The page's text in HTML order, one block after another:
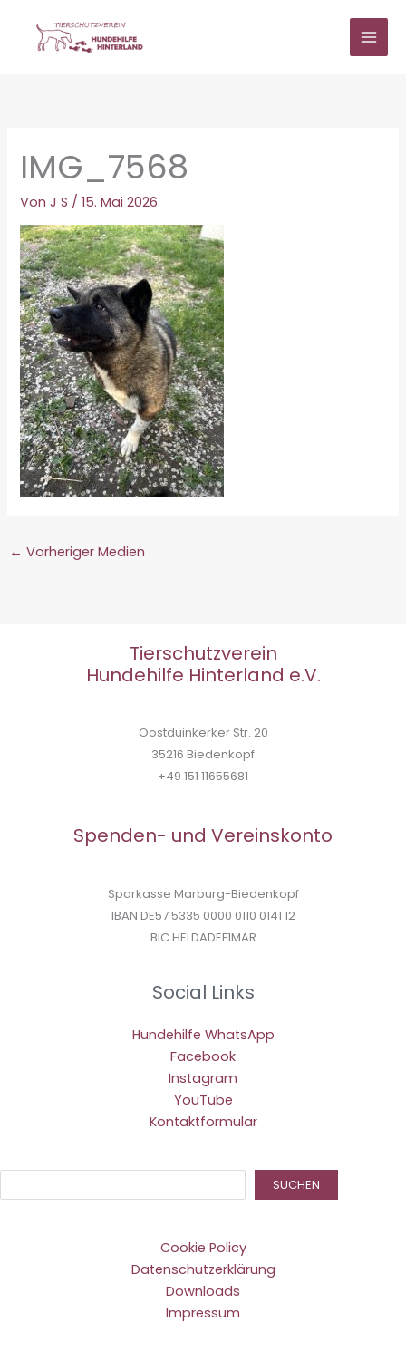
springen
IMG_7568
VonJ S /15. Mai 2026
← Vorheriger Medien
Tierschutzverein
Hundehilfe Hinterland e.V.
Oostduinkerker Str. 20
35216 Biedenkopf
+49 151 11655681
Spenden- und Vereinskonto
Sparkasse Marburg-Biedenkopf
IBAN DE57 5335 0000 0110 0141 12
BIC HELDADEF1MAR
Social Links
Hundehilfe WhatsApp
Facebook
Instagram
YouTube
Kontaktformular
SUCHEN
Cookie Policy
Datenschutzerklärung
Downloads
Impressum